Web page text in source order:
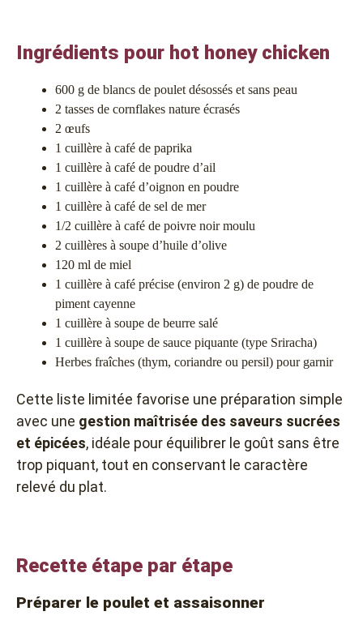
Ingrédients pour hot honey chicken
600 g de blancs de poulet désossés et sans peau
2 tasses de cornflakes nature écrasés
2 œufs
1 cuillère à café de paprika
1 cuillère à café de poudre d’ail
1 cuillère à café d’oignon en poudre
1 cuillère à café de sel de mer
1/2 cuillère à café de poivre noir moulu
2 cuillères à soupe d’huile d’olive
120 ml de miel
1 cuillère à café précise (environ 2 g) de poudre de
piment cayenne
1 cuillère à soupe de beurre salé
1 cuillère à soupe de sauce piquante (type Sriracha)
Herbes fraîches (thym, coriandre ou persil) pour garnir
Cette liste limitée favorise une préparation simple
avec une gestion maîtrisée des saveurs sucrées
et épicées, idéale pour équilibrer le goût sans être
trop piquant, tout en conservant le caractère
relevé du plat.
Recette étape par étape
Préparer le poulet et assaisonner